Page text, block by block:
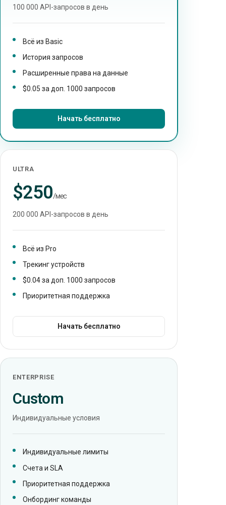
100 000 API-запросов в день
Всё из Basic
История запросов
Расширенные права на данные
$0.05 за доп. 1000 запросов
Начать бесплатно
ULTRA
$250/мес
200 000 API-запросов в день
Всё из Pro
Трекинг устройств
$0.04 за доп. 1000 запросов
Приоритетная поддержка
Начать бесплатно
ENTERPRISE
Custom
Индивидуальные условия
Индивидуальные лимиты
Счета и SLA
Приоритетная поддержка
Онбординг команды